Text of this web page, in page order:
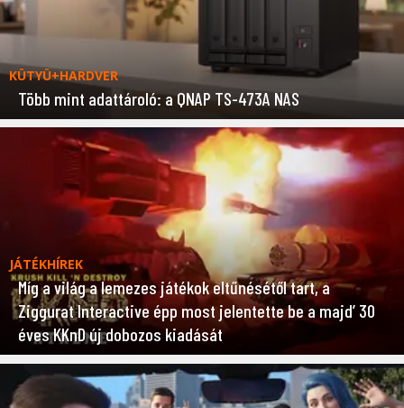
KÜTYÜ+HARDVER
Több mint adattároló: a QNAP TS-473A NAS
JÁTÉKHÍREK
Míg a világ a lemezes játékok eltűnésétől tart, a
Ziggurat Interactive épp most jelentette be a majd’ 30
éves KKnD új dobozos kiadását